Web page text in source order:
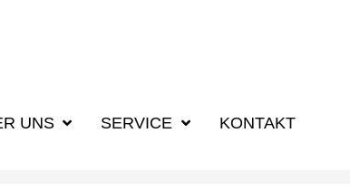
UNS SERVICE KONTAKT